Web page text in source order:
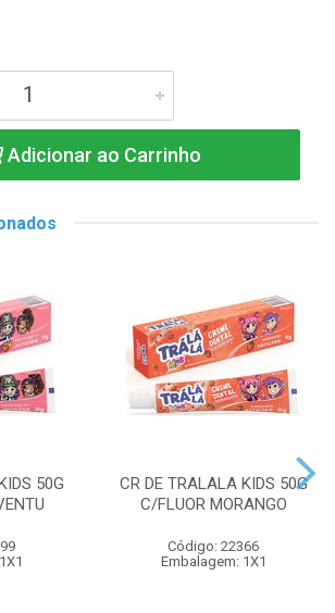
Adicionar ao Carrinho
50G
CR DE TRALALA KIDS 50G
C/FLUOR MORANGO
Código: 22366
Embalagem: 1X1